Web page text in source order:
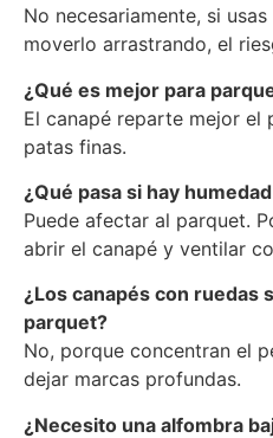
No necesariamente, si
moverlo arrastrando, el
¿Qué es mejor para
El canapé reparte mejor el
patas finas.
¿Qué pasa si hay
Puede afectar al parquet.
abrir el canapé y ventilar
¿Los canapés con ruedas
parquet?
No, porque concentran el
dejar marcas profundas.
¿Necesito una alfombra